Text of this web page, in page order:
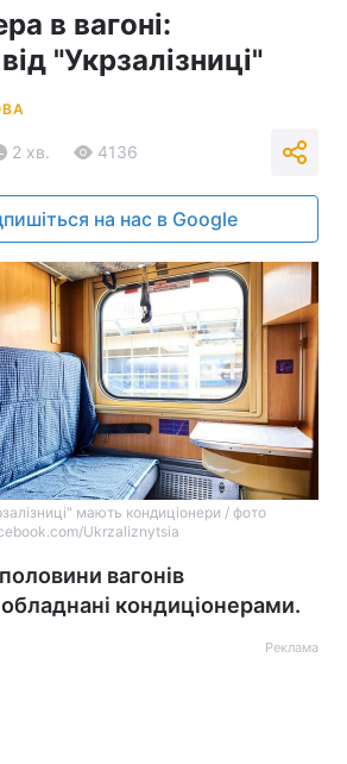
в вагоні:
"Укрзалізниці"
2 хв. 4136
на нас в Google
мають кондиціонери / фото
Ukrzaliznytsia
вагонів
обладнані кондиціонерами.
Реклама